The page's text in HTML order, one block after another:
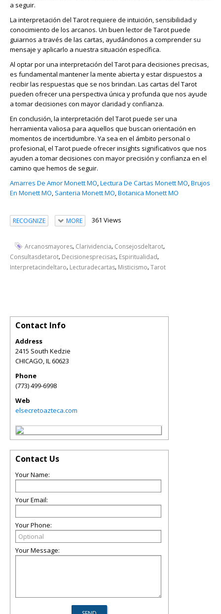
a seguir.
La interpretación del Tarot requiere de intuición, sensibilidad y
conocimiento de los arcanos. Un buen lector de Tarot puede
guiarnos a través de las cartas, ayudándonos a comprender su
mensaje y aplicarlo a nuestra situación específica.
Al optar por una interpretación del Tarot para decisiones precisas,
es fundamental mantener la mente abierta y estar dispuestos a
recibir las respuestas que se nos brindan. Las cartas del Tarot
pueden ofrecer una perspectiva única y profunda que nos ayude
a tomar decisiones con mayor claridad y confianza.
En conclusión, la interpretación del Tarot puede ser una
herramienta valiosa para aquellos que buscan orientación en
momentos de incertidumbre. Ya sea en el ámbito personal o
profesional, el Tarot puede ofrecer insights significativos que nos
ayuden a tomar decisiones con mayor precisión y confianza en el
camino que hemos de seguir.
Amarres De Amor Monett MO,Lectura De Cartas Monett MO,Brujos
En Monett MO, Santeria Monett MO,Botanica Monett MO
RECOGNIZE MORE 361 Views
Arcanosmayores, Clarividencia, Consejosdeltarot,
Consultasdetarot, Decisionesprecisas, Espiritualidad,
Interpretacindeltaro, Lecturadecartas, Misticismo,Tarot
Contact Info
Address
2415 South Kedzie
CHICAGO,IL60623
Phone
(773) 499-6998
Web
elsecretoazteca.com
Contact Us
Your Name:
Your Email:
Your Phone:
Your Message: